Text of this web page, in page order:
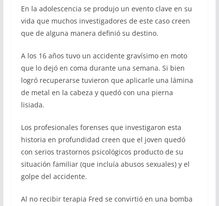
En la adolescencia se produjo un evento clave en su
vida que muchos investigadores de este caso creen
que de alguna manera definió su destino.
A los 16 años tuvo un accidente gravísimo en moto
que lo dejó en coma durante una semana. Si bien
logró recuperarse tuvieron que aplicarle una lámina
de metal en la cabeza y quedó con una pierna
lisiada.
Los profesionales forenses que investigaron esta
historia en profundidad creen que el joven quedó
con serios trastornos psicológicos producto de su
situación familiar (que incluía abusos sexuales) y el
golpe del accidente.
Al no recibir terapia Fred se convirtió en una bomba